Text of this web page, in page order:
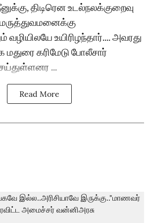
திடிரென உடல்நலக்குறைவு
மருத்துவமனைக்கு
உயிரிழந்தார்.... அவரது
மதுரை கரிமேடு போலீசார்
...
Read More